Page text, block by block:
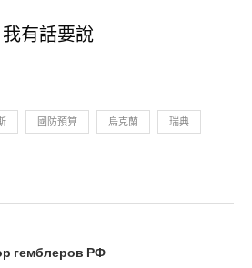
我有話要說
國防預算 烏克蘭 瑞典
гемблеров РФ